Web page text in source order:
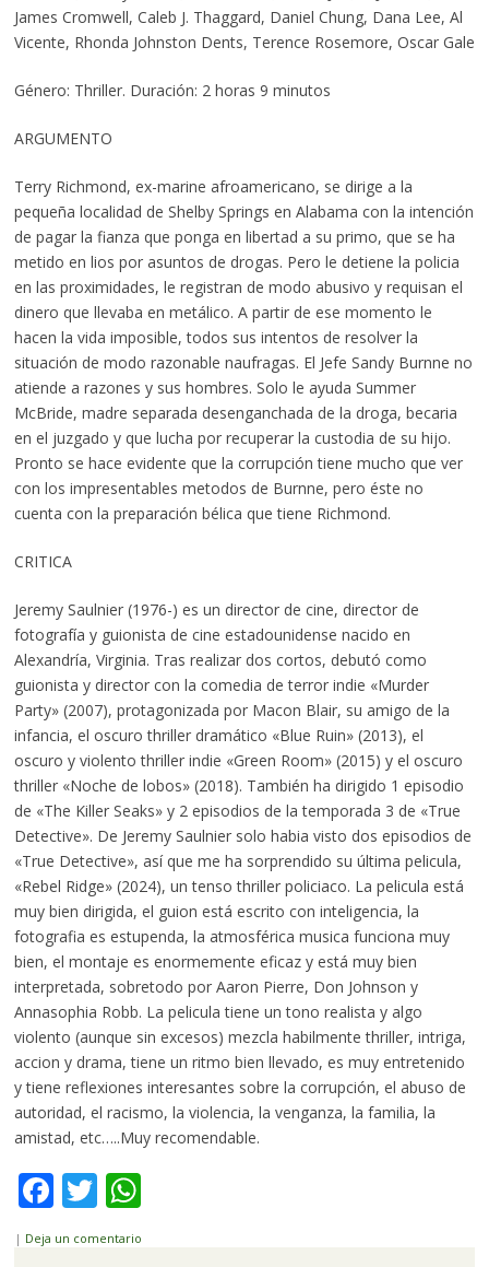
James Cromwell, Caleb J. Thaggard, Daniel Chung, Dana Lee, Al
Vicente, Rhonda Johnston Dents, Terence Rosemore, Oscar Gale
Género: Thriller. Duración: 2 horas 9 minutos
ARGUMENTO
Terry Richmond, ex-marine afroamericano, se dirige a la
pequeña localidad de Shelby Springs en Alabama con la intención
de pagar la fianza que ponga en libertad a su primo, que se ha
metido en lios por asuntos de drogas. Pero le detiene la policia
en las proximidades, le registran de modo abusivo y requisan el
dinero que llevaba en metálico. A partir de ese momento le
hacen la vida imposible, todos sus intentos de resolver la
situación de modo razonable naufragas. El Jefe Sandy Burnne no
atiende a razones y sus hombres. Solo le ayuda Summer
McBride, madre separada desenganchada de la droga, becaria
en el juzgado y que lucha por recuperar la custodia de su hijo.
Pronto se hace evidente que la corrupción tiene mucho que ver
con los impresentables metodos de Burnne, pero éste no
cuenta con la preparación bélica que tiene Richmond.
CRITICA
Jeremy Saulnier (1976-) es un director de cine, director de
fotografía y guionista de cine estadounidense nacido en
Alexandría, Virginia. Tras realizar dos cortos, debutó como
guionista y director con la comedia de terror indie «Murder
Party» (2007), protagonizada por Macon Blair, su amigo de la
infancia, el oscuro thriller dramático «Blue Ruin» (2013), el
oscuro y violento thriller indie «Green Room» (2015) y el oscuro
thriller «Noche de lobos» (2018). También ha dirigido 1 episodio
de «The Killer Seaks» y 2 episodios de la temporada 3 de «True
Detective». De Jeremy Saulnier solo habia visto dos episodios de
«True Detective», así que me ha sorprendido su última pelicula,
«Rebel Ridge» (2024), un tenso thriller policiaco. La pelicula está
muy bien dirigida, el guion está escrito con inteligencia, la
fotografia es estupenda, la atmosférica musica funciona muy
bien, el montaje es enormemente eficaz y está muy bien
interpretada, sobretodo por Aaron Pierre, Don Johnson y
Annasophia Robb. La pelicula tiene un tono realista y algo
violento (aunque sin excesos) mezcla habilmente thriller, intriga,
accion y drama, tiene un ritmo bien llevado, es muy entretenido
y tiene reflexiones interesantes sobre la corrupción, el abuso de
autoridad, el racismo, la violencia, la venganza, la familia, la
amistad, etc…..Muy recomendable.
Facebook
Twitter
WhatsApp
| Deja un comentario